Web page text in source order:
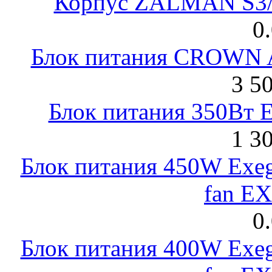
Блок питания
3
Блок питания 350Вт
1
Блок питания 450W
fan
Блок питания 400W